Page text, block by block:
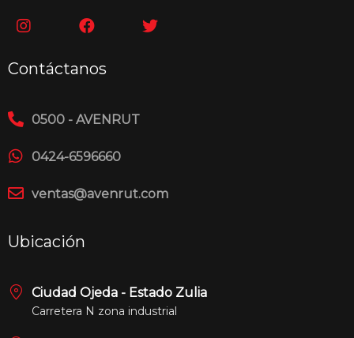
Contáctanos
0500 - AVENRUT
0424-6596660
ventas@avenrut.com
Ubicación
Ciudad Ojeda - Estado Zulia
Carretera N zona industrial